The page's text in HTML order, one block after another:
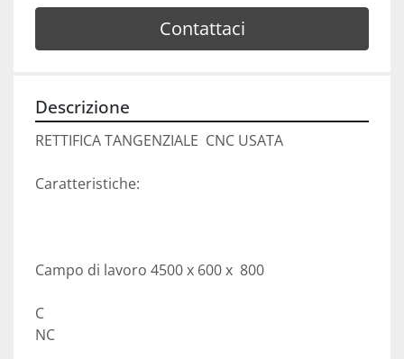
Contattaci
Descrizione
RETTIFICA TANGENZIALE  CNC USATA
Caratteristiche:
Campo di lavoro 4500 x 600 x  800
C
NC